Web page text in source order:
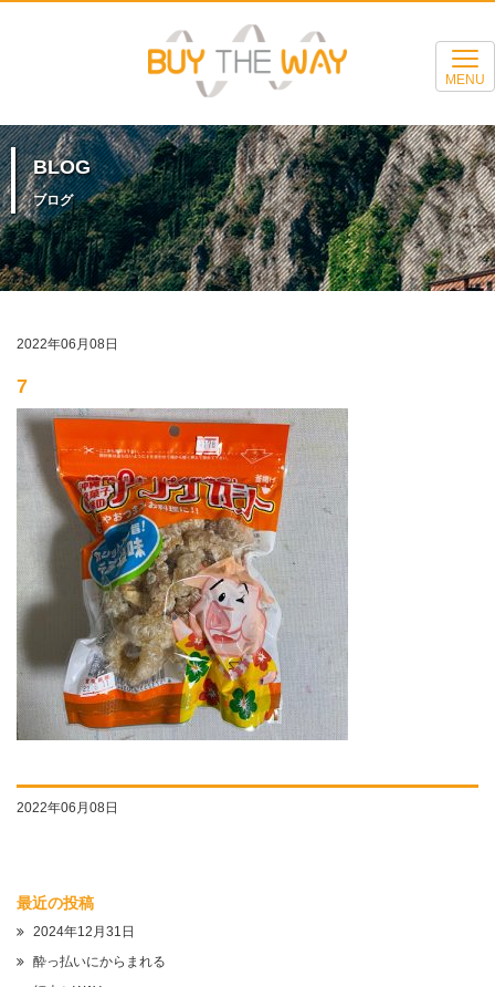
MENU
BLOG
ブログ
2022年06月08日
7
2022年06月08日
最近の投稿
2024年12月31日
酔っ払いにからまれる